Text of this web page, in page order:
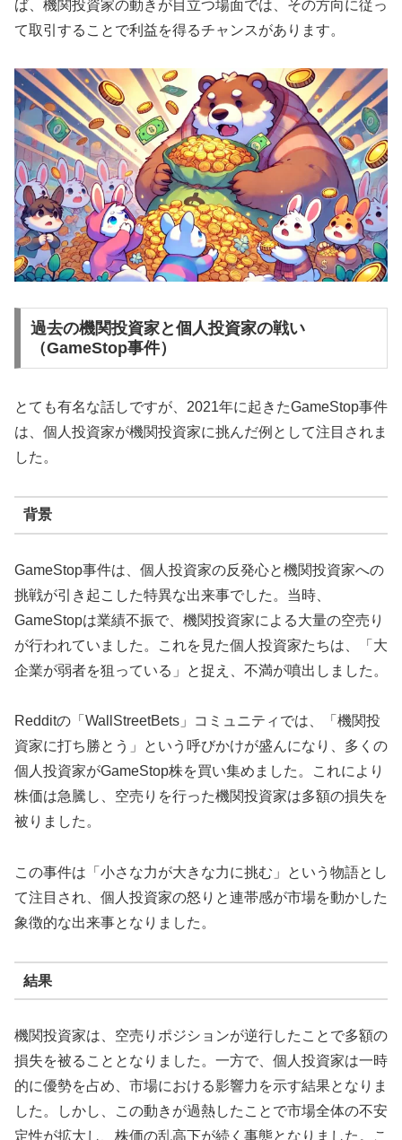
ば、機関投資家の動きが目立つ場面では、その方向に従っ
て取引することで利益を得るチャンスがあります。
過去の機関投資家と個人投資家の戦い
（GameStop事件）
とても有名な話しですが、2021年に起きたGameStop事件
は、個人投資家が機関投資家に挑んだ例として注目されま
した。
背景
GameStop事件は、個人投資家の反発心と機関投資家への
挑戦が引き起こした特異な出来事でした。当時、
GameStopは業績不振で、機関投資家による大量の空売り
が行われていました。これを見た個人投資家たちは、「大
企業が弱者を狙っている」と捉え、不満が噴出しました。
Redditの「WallStreetBets」コミュニティでは、「機関投
資家に打ち勝とう」という呼びかけが盛んになり、多くの
個人投資家がGameStop株を買い集めました。これにより
株価は急騰し、空売りを行った機関投資家は多額の損失を
被りました。
この事件は「小さな力が大きな力に挑む」という物語とし
て注目され、個人投資家の怒りと連帯感が市場を動かした
象徴的な出来事となりました。
結果
機関投資家は、空売りポジションが逆行したことで多額の
損失を被ることとなりました。一方で、個人投資家は一時
的に優勢を占め、市場における影響力を示す結果となりま
した。しかし、この動きが過熱したことで市場全体の不安
定性が拡大し、株価の乱高下が続く事態となりました。こ